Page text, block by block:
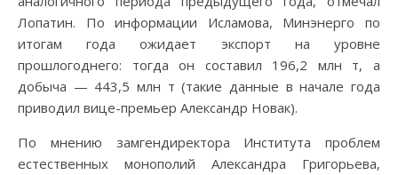
Лопатин. По информации Исламова, Минэнерго по
итогам года ожидает экспорт на уровне
прошлогоднего: тогда он составил 196,2 млн т, а
добыча — 443,5 млн т (такие данные в начале года
приводил вице-премьер Александр Новак).
По мнению замгендиректора Института проблем
естественных монополий Александра Григорьева,